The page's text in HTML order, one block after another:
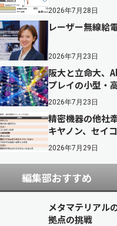
2026年7月28日
レーザー無線給
2026年7月23日
阪大と立命大、
プレイの小型・
2026年7月23日
精密機器の他社
キヤノン、セイ
2026年7月29日
編集部おすすめ
メタマテリアル
拠点の挑戦